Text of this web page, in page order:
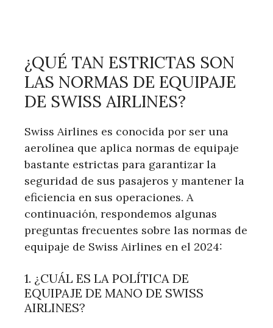
¿QUÉ TAN ESTRICTAS SON
LAS NORMAS DE EQUIPAJE
DE SWISS AIRLINES?
Swiss Airlines es conocida por ser una
aerolínea que aplica normas de equipaje
bastante estrictas para garantizar la
seguridad de sus pasajeros y mantener la
eficiencia en sus operaciones. A
continuación, respondemos algunas
preguntas frecuentes sobre las normas de
equipaje de Swiss Airlines en el 2024:
1. ¿CUÁL ES LA POLÍTICA DE
EQUIPAJE DE MANO DE SWISS
AIRLINES?